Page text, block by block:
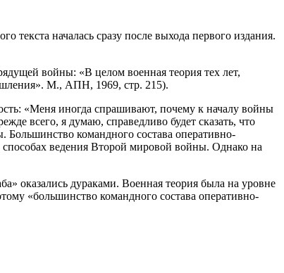
текста началась сразу после выхода первого издания.
войны: «В целом военная теория тех лет,
М., АПН, 1969, стр. 215).
«Меня иногда спрашивают, почему к началу войны
всего, я думаю, справедливо будет сказать, что
командного состава оперативно-
способах ведения Второй мировой войны. Однако на
оказались дураками. Военная теория была на уровне
«большинство командного состава оперативно-